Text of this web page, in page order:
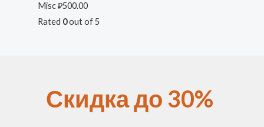
Misc₽500.00
Rated 0out of 5
Скидка до 30%